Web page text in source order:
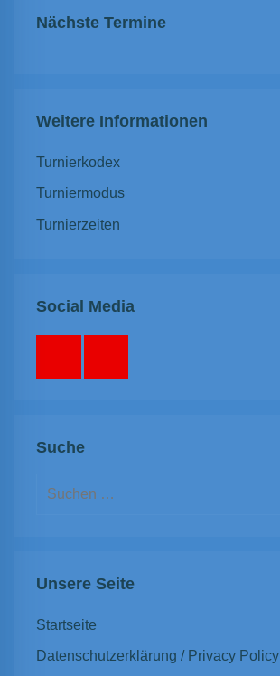
Nächste Termine
Weitere Informationen
Turnierkodex
Turniermodus
Turnierzeiten
Social Media
Suche
Suchen
Unsere Seite
Startseite
Datenschutzerklärung / Privacy Policy